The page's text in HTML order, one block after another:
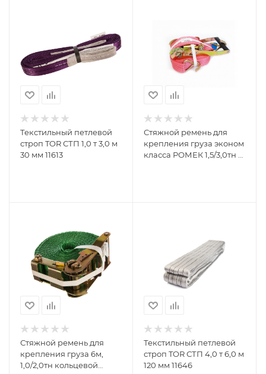
Текстильный петлевой
строп TOR СТП 1,0 т 3,0 м
30 мм 11613
Стяжной ремень для
крепления груза эконом
класса РОМЕК 1,5/3,0тн с
Стяжной ремень для
крепления груза 6м,
1,0/2,0тн кольцевой
Текстильный петлевой
строп TOR СТП 4,0 т 6,0 м
120 мм 11646